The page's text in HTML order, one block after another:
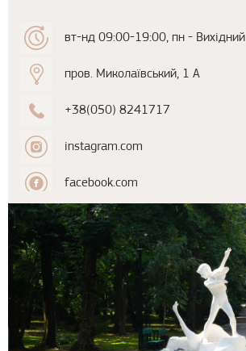
вт-нд 09:00-19:00, пн - Вихідний
пров. Миколаївський, 1 А
+38(050) 8241717
instagram.com
facebook.com